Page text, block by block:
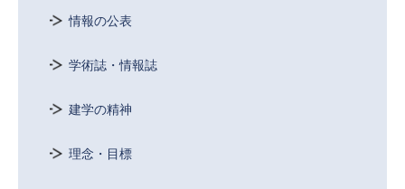
情報の公表
学術誌・情報誌
建学の精神
理念・目標